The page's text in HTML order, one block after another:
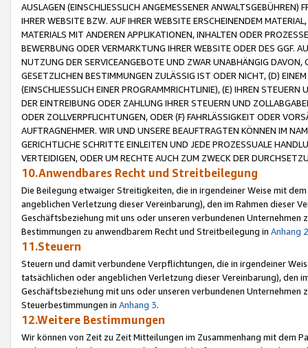
AUSLAGEN (EINSCHLIESSLICH ANGEMESSENER
IHRER WEBSITE BZW. AUF IHRER WEBSITE ERSCHEINENDEM
MATERIALS MIT ANDEREN APPLIKATIONEN, INHALTEN ODER
BEWERBUNG ODER VERMARKTUNG IHRER WEBSITE ODER DES GGF.
NUTZUNG DER SERVICEANGEBOTE UND ZWAR UNABHÄNGIG
GESETZLICHEN BESTIMMUNGEN ZULÄSSIG IST ODER NICHT, (D)
(EINSCHLIESSLICH EINER PROGRAMMRICHTLINIE), (E) IHREN
DER EINTREIBUNG ODER ZAHLUNG IHRER STEUERN UND
ODER ZOLLVERPFLICHTUNGEN, ODER (F) FAHRLÄSSIGKEIT ODER
AUFTRAGNEHMER. WIR UND UNSERE BEAUFTRAGTEN KÖNNEN IM
GERICHTLICHE SCHRITTE EINLEITEN UND JEDE PROZESSUALE
VERTEIDIGEN, ODER UM RECHTE AUCH ZUM ZWECK DER
10.Anwendbares Recht und Streitbeilegung
Die Beilegung etwaiger Streitigkeiten, die in irgendeiner Weise mit
angeblichen Verletzung dieser Vereinbarung), den im Rahmen dieser
Geschäftsbeziehung mit uns oder unseren verbundenen
Bestimmungen zu anwendbarem Recht und Streitbeilegung in Anhang 2
11.Steuern
Steuern und damit verbundene Verpflichtungen, die in irgendeiner
tatsächlichen oder angeblichen Verletzung dieser Vereinbarung), den
Geschäftsbeziehung mit uns oder unseren verbundenen
Steuerbestimmungen in Anhang 3.
12.Weitere Bestimmungen
Wir können von Zeit zu Zeit Mitteilungen im Zusammenhang mit dem